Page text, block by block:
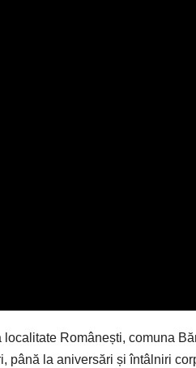
Românești, comuna
până la aniversări și întâlniri